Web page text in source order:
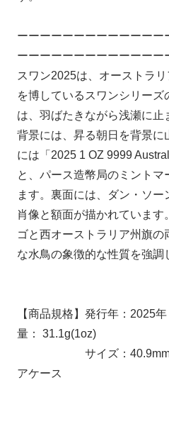
ーーーーーーーーーーーー
ーーーーーーーーーーーーー
スワン2025は、オーストラ
を博しているスワンシリーズ
は、羽ばたきながら浅瀬に止
背景には、昇る朝日を背景に
には「2025 1 OZ 9999
と、パース造幣局のミント
ます。裏面には、ダン・ソ
肖像と額面が描かれています
ゴと西オーストラリア州旗
な水鳥の象徴的な性質を強調
【商品規格】発行年：2025
量： 31.1g(1oz)
サイズ：
アケース